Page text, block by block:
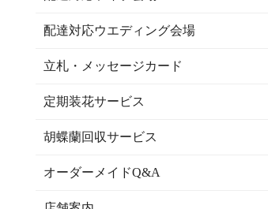
配達対応ウエディング会場
立札・メッセージカード
定期装花サービス
胡蝶蘭回収サービス
オーダーメイドQ&A